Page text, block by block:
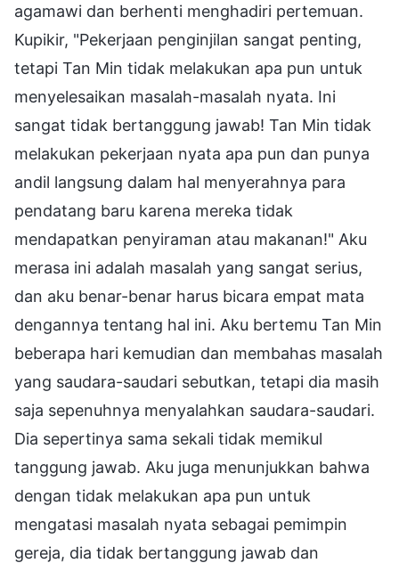
agamawi dan berhenti menghadiri pertemuan.
Kupikir, "Pekerjaan penginjilan sangat penting,
tetapi Tan Min tidak melakukan apa pun untuk
menyelesaikan masalah-masalah nyata. Ini
sangat tidak bertanggung jawab! Tan Min tidak
melakukan pekerjaan nyata apa pun dan punya
andil langsung dalam hal menyerahnya para
pendatang baru karena mereka tidak
mendapatkan penyiraman atau makanan!" Aku
merasa ini adalah masalah yang sangat serius,
dan aku benar-benar harus bicara empat mata
dengannya tentang hal ini. Aku bertemu Tan Min
beberapa hari kemudian dan membahas masalah
yang saudara-saudari sebutkan, tetapi dia masih
saja sepenuhnya menyalahkan saudara-saudari.
Dia sepertinya sama sekali tidak memikul
tanggung jawab. Aku juga menunjukkan bahwa
dengan tidak melakukan apa pun untuk
mengatasi masalah nyata sebagai pemimpin
gereja, dia tidak bertanggung jawab dan